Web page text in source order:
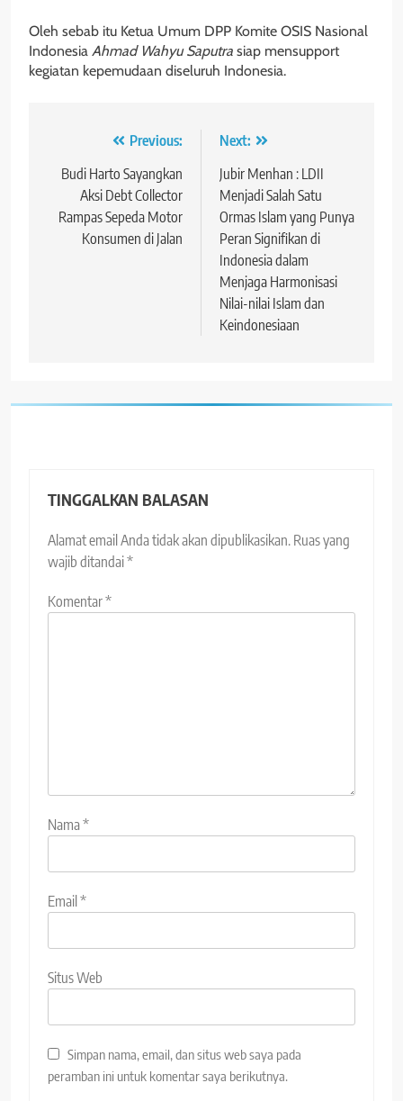
Oleh sebab itu Ketua Umum DPP Komite OSIS Nasional
Indonesia Ahmad Wahyu Saputra siap mensupport
kegiatan kepemudaan diseluruh Indonesia.
Navigasi
pos
Previous:
Budi Harto Sayangkan
Aksi Debt Collector
Rampas Sepeda Motor
Konsumen di Jalan
Next:
Jubir Menhan : LDII
Menjadi Salah Satu
Ormas Islam yang Punya
Peran Signifikan di
Indonesia dalam
Menjaga Harmonisasi
Nilai-nilai Islam dan
Keindonesiaan
TINGGALKAN BALASAN
Alamat email Anda tidak akan dipublikasikan. Ruas yang
wajib ditandai*
Komentar*
Nama*
Email *
Situs Web
Simpan nama, email, dan situs web saya pada
peramban ini untuk komentar saya berikutnya.